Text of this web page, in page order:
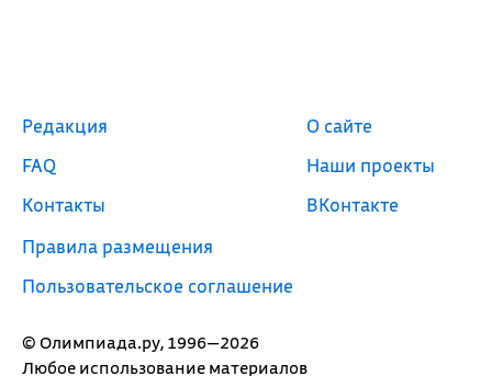
© Олимпиада.ру, 1996—2026
Любое использование материалов
Редакция
FAQ
Контакты
Правила размещения
Пользовательское соглашение
О сайте
Наши проекты
ВКонтакте